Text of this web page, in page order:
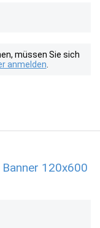
müssen Sie sich
anmelden
120x600